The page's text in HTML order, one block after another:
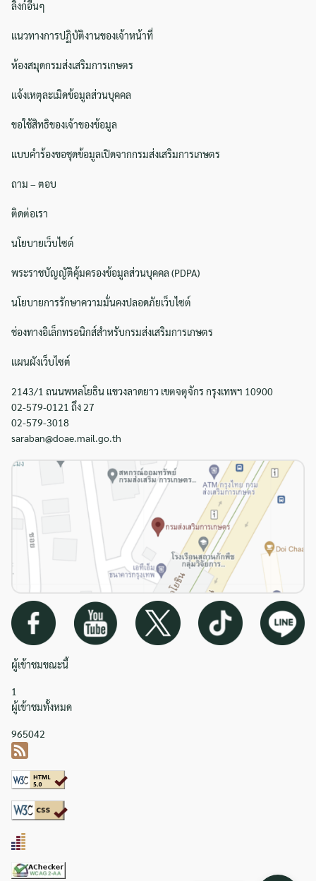
ลิงก์อื่นๆ
แนวทางการปฏิบัติงานของเจ้าหน้าที่
ห้องสมุดกรมส่งเสริมการเกษตร
แจ้งเหตุละเมิดข้อมูลส่วนบุคคล
ขอใช้สิทธิของเจ้าของข้อมูล
แบบคำร้องขอชุดข้อมูลเปิดจากกรมส่งเสริมการเกษตร
ถาม – ตอบ
ติดต่อเรา
นโยบายเว็บไซต์
พระราชบัญญัติคุ้มครองข้อมูลส่วนบุคคล (PDPA)
นโยบายการรักษาความมั่นคงปลอดภัยเว็บไซต์
ช่องทางอิเล็กทรอนิกส์สำหรับกรมส่งเสริมการเกษตร
แผนผังเว็บไซต์
2143/1 ถนนพหลโยธิน แขวงลาดยาว เขตจตุจักร กรุงเทพฯ 10900
02-579-0121 ถึง 27
02-579-3018
saraban@doae.mail.go.th
ผู้เข้าชมขณะนี้
1
ผู้เข้าชมทั้งหมด
965042